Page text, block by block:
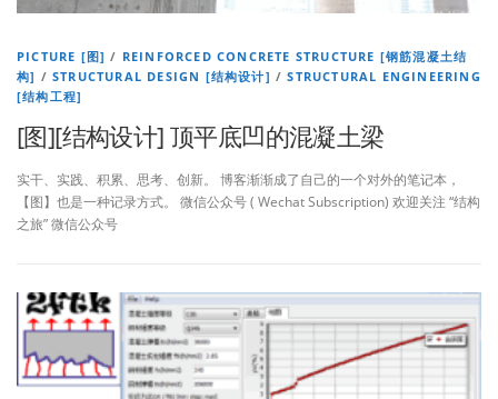
PICTURE [图] / REINFORCED CONCRETE STRUCTURE [钢筋混凝土结
构] /STRUCTURAL DESIGN [结构设计] /STRUCTURAL ENGINEERING
[结构工程]
[图][结构设计] 顶平底凹的混凝土梁
实干、实践、积累、思考、创新。 博客渐渐成了自己的一个对外的笔记本，
【图】也是一种记录方式。 微信公众号 ( Wechat Subscription) 欢迎关注 “结构
之旅” 微信公众号